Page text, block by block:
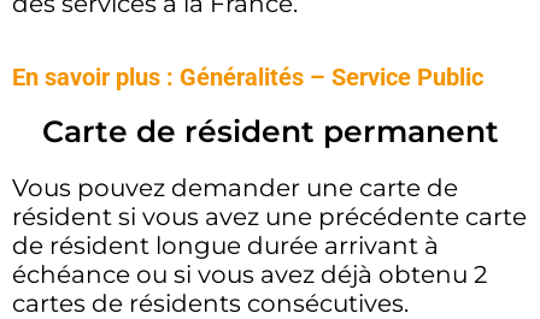
En savoir plus : Généralités – Service Public
Carte de résident permanent
Vous pouvez demander une carte de
résident si vous avez une précédente carte
de résident longue durée arrivant à
échéance ou si vous avez déjà obtenu 2
cartes de résidents consécutives.